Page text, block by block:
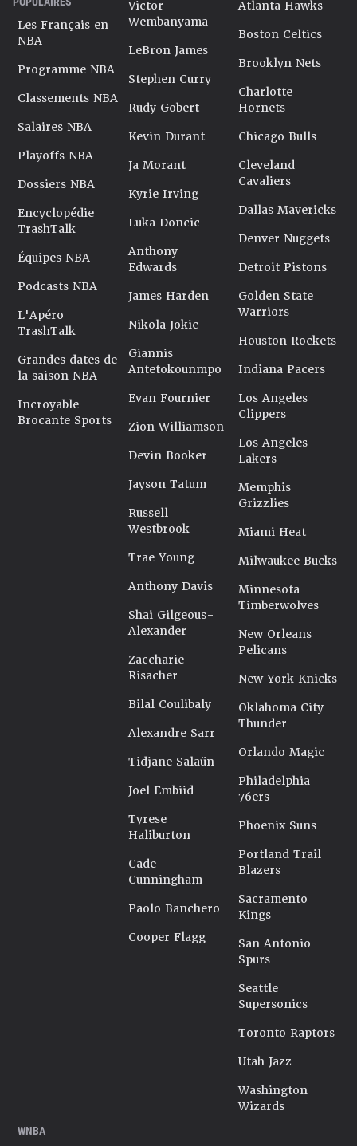
Les Français en
NBA
Programme NBA
Classements NBA
Salaires NBA
Playoffs NBA
Dossiers NBA
Encyclopédie
TrashTalk
Équipes NBA
Podcasts NBA
L'Apéro
TrashTalk
Grandes dates de
la saison NBA
Incroyable
Brocante Sports
Victor
Wembanyama
LeBron James
Stephen Curry
Rudy Gobert
Kevin Durant
Ja Morant
Kyrie Irving
Luka Doncic
Anthony
Edwards
James Harden
Nikola Jokic
Giannis
Antetokounmpo
Evan Fournier
Zion Williamson
Devin Booker
Jayson Tatum
Russell
Westbrook
Trae Young
Anthony Davis
Shai Gilgeous-
Alexander
Zaccharie
Risacher
Bilal Coulibaly
Alexandre Sarr
Tidjane Salaün
Joel Embiid
Tyrese
Haliburton
Cade
Cunningham
Paolo Banchero
Cooper Flagg
Atlanta Hawks
Boston Celtics
Brooklyn Nets
Charlotte
Hornets
Chicago Bulls
Cleveland
Cavaliers
Dallas Mavericks
Denver Nuggets
Detroit Pistons
Golden State
Warriors
Houston Rockets
Indiana Pacers
Los Angeles
Clippers
Los Angeles
Lakers
Memphis
Grizzlies
Miami Heat
Milwaukee Bucks
Minnesota
Timberwolves
New Orleans
Pelicans
New York Knicks
Oklahoma City
Thunder
Orlando Magic
Philadelphia
76ers
Phoenix Suns
Portland Trail
Blazers
Sacramento
Kings
San Antonio
Spurs
Seattle
Supersonics
Toronto Raptors
Utah Jazz
Washington
Wizards
WNBA